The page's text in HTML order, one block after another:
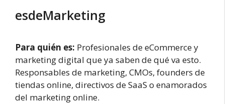
esdeMarketing
Para quién es: Profesionales de eCommerce y
marketing digital que ya saben de qué va esto.
Responsables de marketing, CMOs, founders de
tiendas online, directivos de SaaS o enamorados
del marketing online.